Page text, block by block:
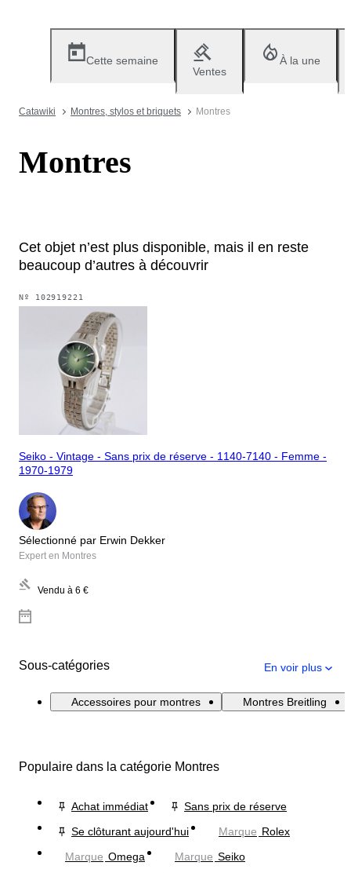
Cette semaine
Ventes
À la une
Catawiki Montres, stylos et briquets Montres
Montres
Cet objet n’est plus disponible, mais il en reste
beaucoup d’autres à découvrir
Nº 102919221
Seiko - Vintage - Sans prix de réserve - 1140-7140 - Femme -
1970-1979
Sélectionné par Erwin Dekker
Expert en Montres
Vendu à 6 €
Sous-catégories En voir plus
Accessoires pour montres Montres Breitling
Populaire dans la catégorie Montres
Achat immédiat
Sans prix de réserve
Se clôturant aujourd'hui
Marque Rolex
Marque Omega Marque Seiko